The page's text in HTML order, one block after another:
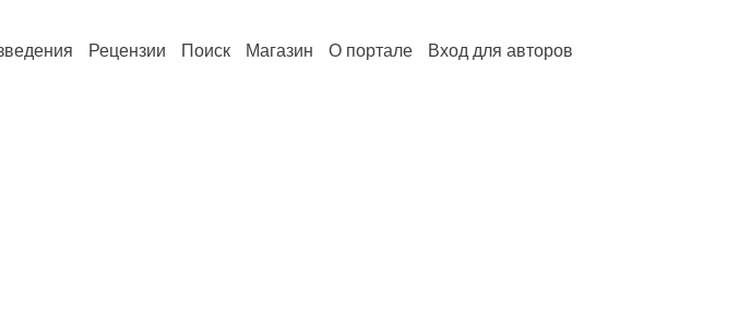
Рецензии Поиск Магазин О портале Вход для авторов